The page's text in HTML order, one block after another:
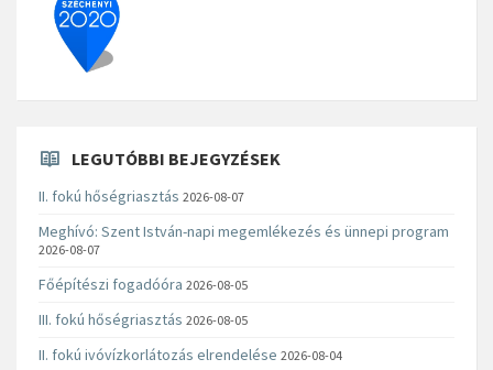
LEGUTÓBBI BEJEGYZÉSEK
II. fokú hőségriasztás 2026-08-07
Meghívó: Szent István-napi megemlékezés és ünnepi program
2026-08-07
Főépítészi fogadóóra 2026-08-05
III. fokú hőségriasztás 2026-08-05
II. fokú ivóvízkorlátozás elrendelése 2026-08-04